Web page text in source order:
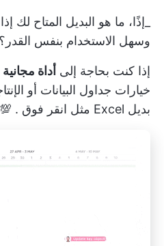
_إذًا، ما هو البديل المتاح لك
وسهل الاستخدام بنفس القدر؟
إذا كنت بحاجة إلى أداة مجانية
خيارات جداول البيانات أو
بديل Excel
مثل انقر فوق . 💯